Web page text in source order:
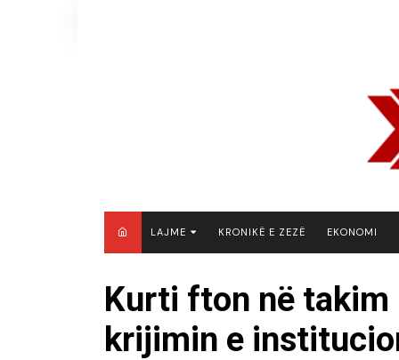
LAJME
KOSOVË
SHQIPËRI
KRONIKË E ZEZË EKONOMI
Kurti fton në takim
krijimin e